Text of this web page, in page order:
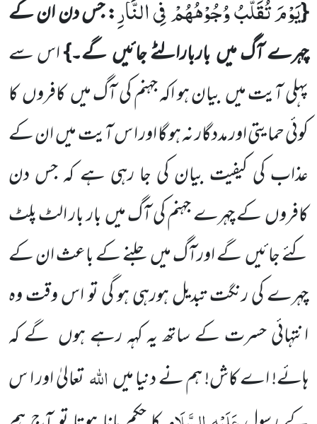
{یَوْمَ تُقَلَّبُ وُجُوْهُهُمْ فِی النَّارِ: جس دن ان کے
چہرے آگ میں باربارالٹے جائیں گے۔}اس سے
پہلی آیت میں بیان ہو اکہ جہنم کی آگ میں کافروں کا
کوئی حمایتی اور مددگار نہ ہو گا اور ا س آیت میں ان کے
عذاب کی کیفیت بیان کی جا رہی ہے کہ جس دن
کافروں کے چہرے جہنم کی آگ میں بار بار الٹ پلٹ
کئے جائیں گے اورآگ میں جلنے کے باعث ان کے
چہرے کی رنگت تبدیل ہورہی ہو گی تو اس وقت وہ
انتہائی حسرت کے ساتھ یہ کہہ رہے ہوں گے کہ
ہائے! اے کاش! ہم نے دنیا میںاللہتعالیٰ اور ا س